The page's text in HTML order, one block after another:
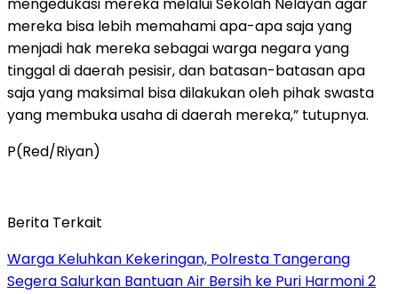
mereka bisa lebih memahami apa-apa saja yang
menjadi hak mereka sebagai warga negara yang
tinggal di daerah pesisir, dan batasan-batasan apa
saja yang maksimal bisa dilakukan oleh pihak swasta
yang membuka usaha di daerah mereka,” tutupnya.
P(Red/Riyan)
Berita Terkait
Warga Keluhkan Kekeringan, Polresta Tangerang
Segera Salurkan Bantuan Air Bersih ke Puri Harmoni 2